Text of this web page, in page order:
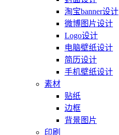
淘宝banner设计
微博图片设计
Logo设计
电脑壁纸设计
简历设计
手机壁纸设计
素材
贴纸
边框
背景图片
印刷